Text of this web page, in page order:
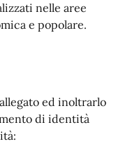
nelle aree
e popolare.
ed inoltrarlo
di identità